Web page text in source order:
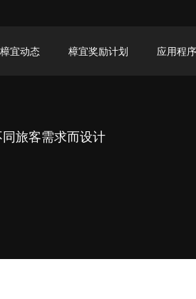
樟宜动态 樟宜奖励计划 应用程
旅客需求而设计